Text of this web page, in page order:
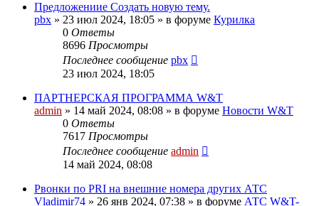
Предложениие Создать новую тему.
pbx » 23 июл 2024, 18:05 » в форуме Курилка
0 Ответы
8696 Просмотры
Последнее сообщение pbx
23 июл 2024, 18:05
ПАРТНЕРСКАЯ ПРОГРАММА W&T
admin » 14 май 2024, 08:08 » в форуме Новости W&T
0 Ответы
7617 Просмотры
Последнее сообщение admin
14 май 2024, 08:08
Pвонки по PRI на внешние номера других АТС
Vladimir74 » 26 янв 2024, 07:38 » в форуме АТС W&T-